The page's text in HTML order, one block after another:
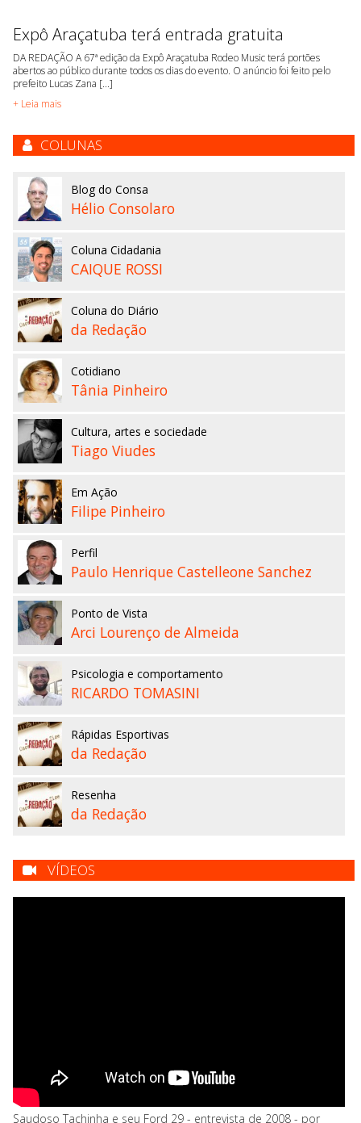
Expô Araçatuba terá entrada gratuita
DA REDAÇÃO A 67ª edição da Expô Araçatuba Rodeo Music terá portões
abertos ao público durante todos os dias do evento. O anúncio foi feito pelo
prefeito Lucas Zana [...]
+ Leia mais
COLUNAS
Blog do Consa
Hélio Consolaro
Coluna Cidadania
CAIQUE ROSSI
Coluna do Diário
da Redação
Cotidiano
Tânia Pinheiro
Cultura, artes e sociedade
Tiago Viudes
Em Ação
Filipe Pinheiro
Perfil
Paulo Henrique Castelleone Sanchez
Ponto de Vista
Arci Lourenço de Almeida
Psicologia e comportamento
RICARDO TOMASINI
Rápidas Esportivas
da Redação
Resenha
da Redação
VÍDEOS
Saudoso Tachinha e seu Ford 29 - entrevista de 2008 - por